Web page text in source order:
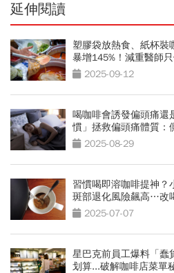
延伸閱讀
塑膠袋放熱食、紙杯裝
暴增145%！減重醫師
圈」2025-09-12
喝咖啡會誘發偏頭痛還
慣」拯救偏頭痛體質：
2025-08-29
習慣喝即溶咖啡提神？
斑部退化風險飆高…改
2025-07-07
星巴克前員工爆料「蠢
划算...破解咖啡店菜單